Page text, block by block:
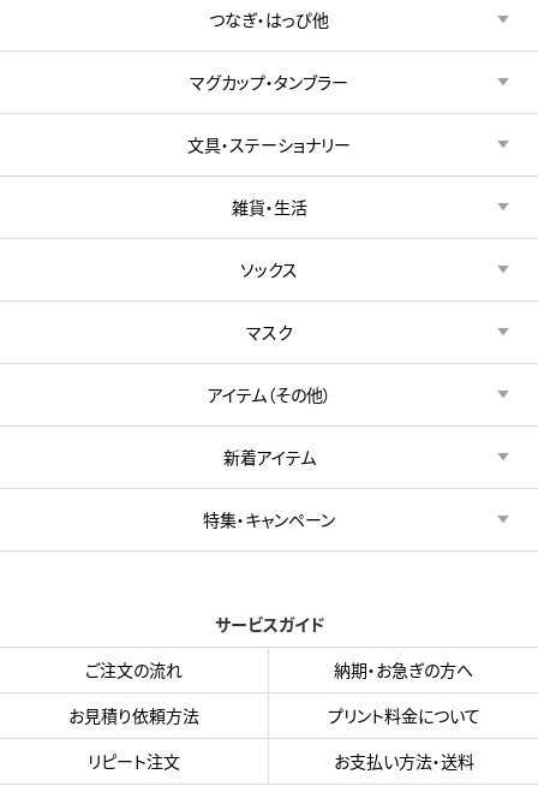
つなぎ・はっぴ他
マグカップ・タンブラー
文具・ステーショナリー
雑貨・生活
ソックス
マスク
アイテム（その他）
新着アイテム
特集・キャンペーン
サービスガイド
ご注文の流れ
納期・お急ぎの方へ
お見積り依頼方法
プリント料金について
リピート注文
お支払い方法・送料